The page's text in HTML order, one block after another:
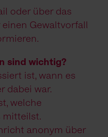
oder über das
Gewaltvorfall
sind wichtig?
ist, wann es
dabei war.
welche
mitteilst.
anonym über